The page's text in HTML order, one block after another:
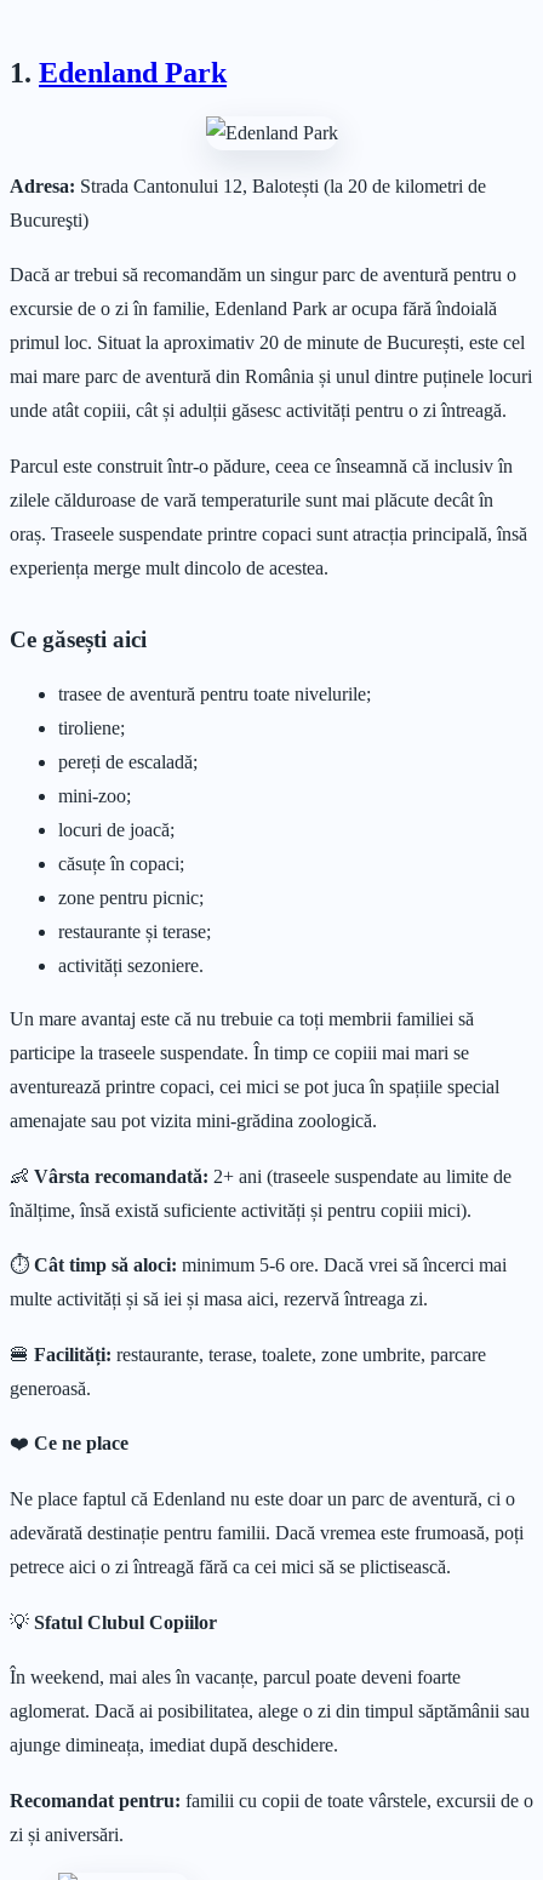
1. Edenland Park
Adresa: Strada Cantonului 12, Balotești (la 20 de kilometri de
Bucureşti)
Dacă ar trebui să recomandăm un singur parc de aventură pentru o
excursie de o zi în familie, Edenland Park ar ocupa fără îndoială
primul loc. Situat la aproximativ 20 de minute de București, este cel
mai mare parc de aventură din România și unul dintre puținele locuri
unde atât copiii, cât și adulții găsesc activități pentru o zi întreagă.
Parcul este construit într-o pădure, ceea ce înseamnă că inclusiv în
zilele călduroase de vară temperaturile sunt mai plăcute decât în
oraș. Traseele suspendate printre copaci sunt atracția principală, însă
experiența merge mult dincolo de acestea.
Ce găsești aici
trasee de aventură pentru toate nivelurile;
tiroliene;
pereți de escaladă;
mini-zoo;
locuri de joacă;
căsuțe în copaci;
zone pentru picnic;
restaurante și terase;
activități sezoniere.
Un mare avantaj este că nu trebuie ca toți membrii familiei să
participe la traseele suspendate. În timp ce copiii mai mari se
aventurează printre copaci, cei mici se pot juca în spațiile special
amenajate sau pot vizita mini-grădina zoologică.
👶 Vârsta recomandată: 2+ ani (traseele suspendate au limite de
înălțime, însă există suficiente activități și pentru copiii mici).
⏱ Cât timp să aloci: minimum 5-6 ore. Dacă vrei să încerci mai
multe activități și să iei și masa aici, rezervă întreaga zi.
🍔 Facilități: restaurante, terase, toalete, zone umbrite, parcare
generoasă.
❤️ Ce ne place
Ne place faptul că Edenland nu este doar un parc de aventură, ci o
adevărată destinație pentru familii. Dacă vremea este frumoasă, poți
petrece aici o zi întreagă fără ca cei mici să se plictisească.
💡 Sfatul Clubul Copiilor
În weekend, mai ales în vacanțe, parcul poate deveni foarte
aglomerat. Dacă ai posibilitatea, alege o zi din timpul săptămânii sau
ajunge dimineața, imediat după deschidere.
Recomandat pentru: familii cu copii de toate vârstele, excursii de o
zi și aniversări.